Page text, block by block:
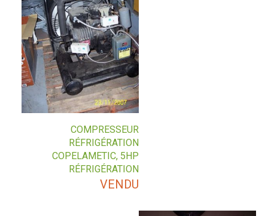
COMPRESSEUR
RÉFRIGÉRATION
COPELAMETIC, 5HP
RÉFRIGÉRATION
VENDU